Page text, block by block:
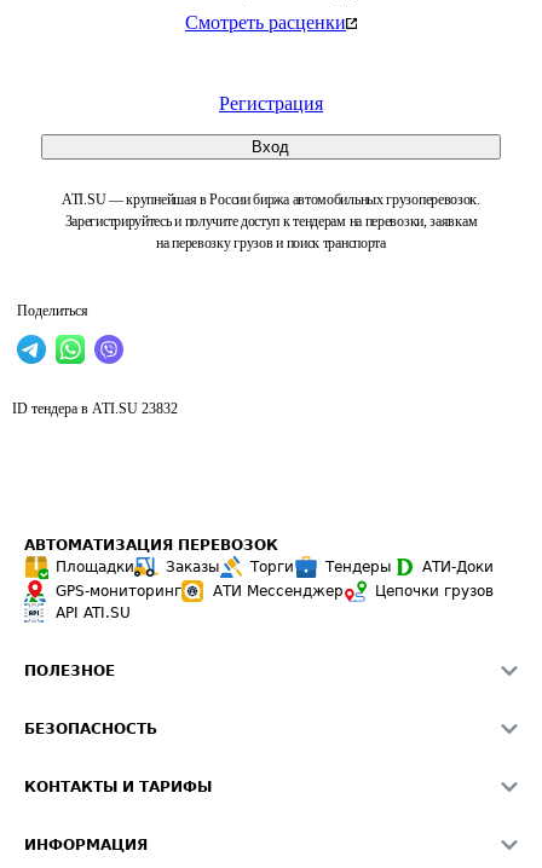
Смотреть расценки
Регистрация
Вход
ATI.SU — крупнейшая в России биржа автомобильных грузоперевозок.
Зарегистрируйтесь и получите доступ к тендерам на перевозки, заявкам
на перевозку грузов и поиск транспорта
Поделиться
ID тендера в ATI.SU 23832
АВТОМАТИЗАЦИЯ ПЕРЕВОЗОК
Площадки
Заказы Торги Тендеры
АТИ-Доки
GPS-мониторинг
АТИ Мессенджер
Цепочки грузов
API ATI.SU
ПОЛЕЗНОЕ
Звезды ATI.SU на вашем сайте
Средние ставки
БЕЗОПАСНОСТЬ
Светофор+
КОНТАКТЫ И ТАРИФЫ
ИНФОРМАЦИЯ